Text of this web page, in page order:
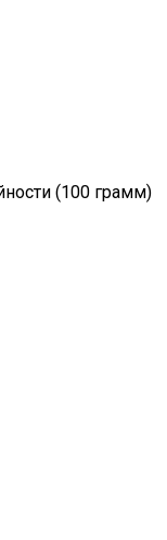
(100 грамм)